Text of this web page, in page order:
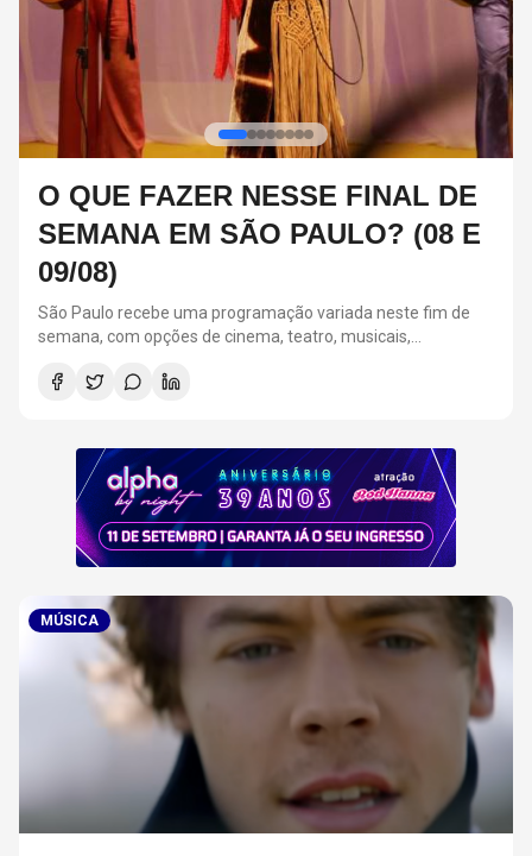
FESTA ALPHA BY NIGHT:
RELEMBRE 3 CASAIS ICÔNICOS
DOS ANOS 2000
A Festa Alpha By Night acontecerá em 11 de setembro, na
Suhai Music Hall, em São Paulo
MÚSICA